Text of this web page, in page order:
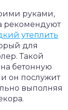
руками,
рекомендуют
утеплить
для
Такой
бетонную
и он послужит
выполняя